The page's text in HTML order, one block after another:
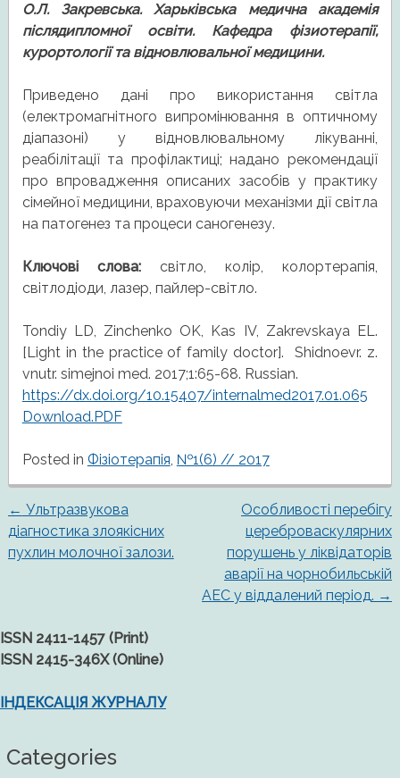
О.Л. Закревська. Харьківська медична академія
післядипломної освіти. Кафедра фізиотерапії,
курортології та відновлювальної медицини.
Приведено дані про використання світла
(електромагнітного випромінювання в оптичному
діапазоні) у відновлювальному лікуванні,
реабілітації та профілактиці; надано рекомендації
про впровадження описаних засобів у практику
сімейної медицини, враховуючи механізми дії світла
на патогенез та процеси саногенезу.
Ключові слова:світло, колір, колортерапія,
світлодіоди, лазер, пайлер-світло.
Tondiy LD, Zinchenko OK, Kas IV, Zakrevskaya EL.
[Light in the practice of family doctor]. Shidnoevr. z.
vnutr. simejnoi med. 2017;1:65-68. Russian.
https://dx.doi.org/10.15407/internalmed2017.01.065
Download.PDF
Posted in Фізіотерапія, №1(6) // 2017
Post
navigation
← Ультразвукова
діагностика злоякісних
пухлин молочної залози.
Особливості перебігу
цереброваскулярних
порушень у ліквідаторів
аварії на чорнобильській
АЕС у віддалений період. →
ISSN 2411-1457 (Print)
ISSN 2415-346X (Online)
ІНДЕКСАЦІЯ ЖУРНАЛУ
Categories